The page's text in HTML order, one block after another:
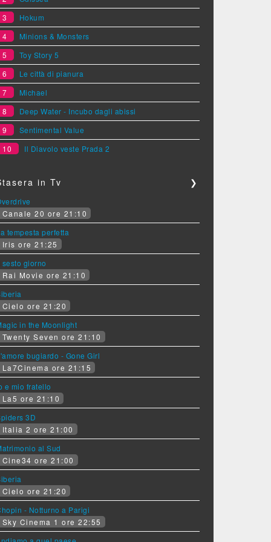
3
Hokum
4
Minions & Monsters
5
Toy Story 5
6
Le città di pianura
7
Michael
8
Deep Water - Incubo dagli abissi
9
Sentimental Value
10
Il Diavolo veste Prada 2
in Tv ❯
Canale 20 ore 21:10
tempesta perfetta
Iris ore 21:25
sesto giorno
Rai Movie ore 21:10
Cielo ore 21:20
in the Moonlight
Twenty Seven ore 21:10
bugiardo - Gone Girl
La7Cinema ore 21:15
e mio fratello
La5 ore 21:10
3D
Italia 2 ore 21:00
al Sud
Cine34 ore 21:00
Cielo ore 21:20
- Notturno a Parigi
Sky Cinema 1 ore 22:55